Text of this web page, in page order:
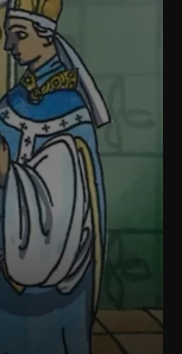
: Le Tricheur
et les Grâces
de la prison de Florence